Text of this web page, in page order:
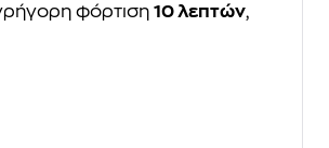
φόρτιση 10 λεπτών,